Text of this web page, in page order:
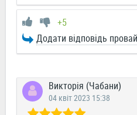
+5
Додати відповідь
Викторія (Чабани)
04 квіт 2023 15:38